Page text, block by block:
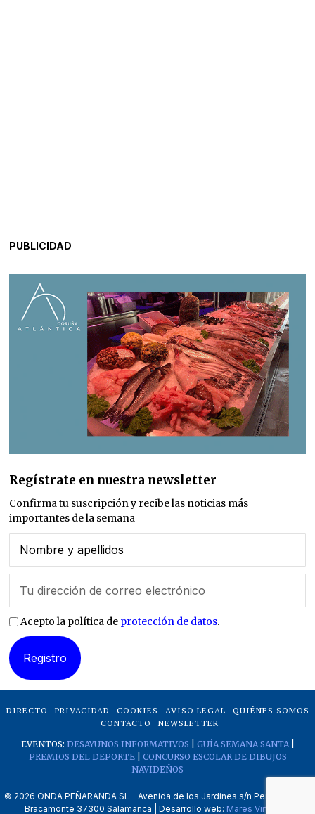
PUBLICIDAD
Regístrate en nuestra newsletter
Confirma tu suscripción y recibe las noticias más
importantes de la semana
Acepto la política de protección de datos.
DIRECTO PRIVACIDAD COOKIES AVISO LEGAL
QUIÉNES SOMOS
CONTACTO
NEWSLETTER
EVENTOS: DESAYUNOS INFORMATIVOS GUÍA SEMANA SANTA|
PREMIOS DEL DEPORTE| CONCURSO ESCOLAR DE DIBUJOS
NAVIDEÑOS
© 2026 ONDA PEÑARANDA SL - Avenida de los Jardines s/n Peñaranda de
Bracamonte 37300 Salamanca | Desarrollo web: Mares Virtuales